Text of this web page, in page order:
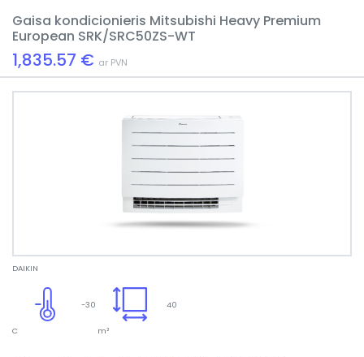
Gaisa kondicionieris Mitsubishi Heavy Premium
European SRK/SRC50ZS-WT
1,835.57 € ar PVN
DAIKIN
40
m²
-30
C